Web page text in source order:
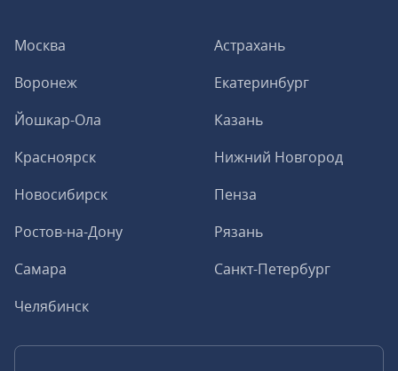
Москва
Астрахань
Воронеж
Екатеринбург
Йошкар-Ола
Казань
Красноярск
Нижний Новгород
Новосибирск
Пенза
Ростов-на-Дону
Рязань
Самара
Санкт-Петербург
Челябинск